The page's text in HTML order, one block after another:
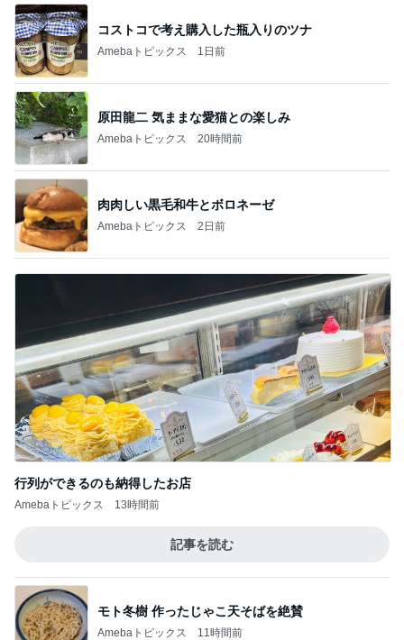
コストコで考え購入した瓶入りのツナ
Amebaトピックス 1日前
原田龍二 気ままな愛猫との楽しみ
Amebaトピックス 20時間前
肉肉しい黒毛和牛とボロネーゼ
Amebaトピックス 2日前
行列ができるのも納得したお店
Amebaトピックス 13時間前
記事を読む
モト冬樹 作ったじゃこ天そばを絶賛
Amebaトピックス 11時間前